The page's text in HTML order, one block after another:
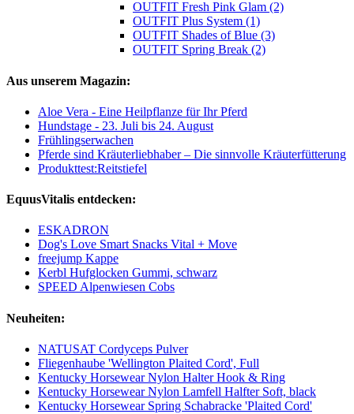
OUTFIT Fresh Pink Glam (2)
OUTFIT Plus System (1)
OUTFIT Shades of Blue (3)
OUTFIT Spring Break (2)
Aus unserem Magazin:
Aloe Vera - Eine Heilpflanze für Ihr Pferd
Hundstage - 23. Juli bis 24. August
Frühlingserwachen
Pferde sind Kräuterliebhaber – Die sinnvolle Kräuterfütterung
Produkttest:Reitstiefel
EquusVitalis entdecken:
ESKADRON
Dog's Love Smart Snacks Vital + Move
freejump Kappe
Kerbl Hufglocken Gummi, schwarz
SPEED Alpenwiesen Cobs
Neuheiten:
NATUSAT Cordyceps Pulver
Fliegenhaube 'Wellington Plaited Cord', Full
Kentucky Horsewear Nylon Halter Hook & Ring
Kentucky Horsewear Nylon Lamfell Halfter Soft, black
Kentucky Horsewear Spring Schabracke 'Plaited Cord'